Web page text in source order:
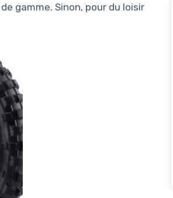
gamme. Sinon, pour du loisir